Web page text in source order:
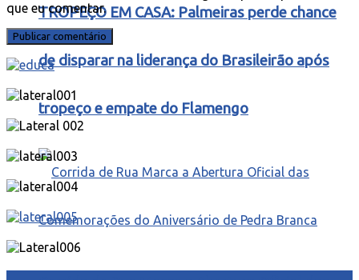
TROPEÇO EM CASA: Palmeiras perde chance
de disparar na liderança do Brasileirão após
tropeço e empate do Flamengo
que eu comentar.